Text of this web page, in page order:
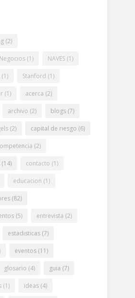
(2)
(1) NAVES (1)
(1) Stanford (1)
(1) acerca (2)
archivo (2) blogs (7)
(2) capital de riesgo (6)
(2)
(14) contacto (1)
educacion (1)
(82)
(5) entrevista (2)
estadisticas (7)
eventos (11)
glosario (4) guia (7)
(1) ideas (4)